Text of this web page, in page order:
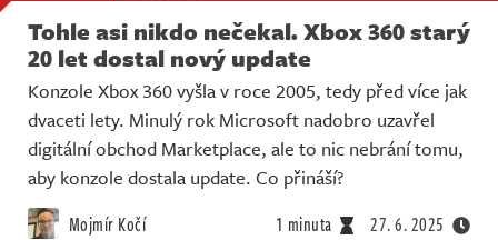
Tohle asi nikdo nečekal. Xbox 360 starý
20 let dostal nový update
Konzole Xbox 360 vyšla v roce 2005, tedy před více jak
dvaceti lety. Minulý rok Microsoft nadobro uzavřel
digitální obchod Marketplace, ale to nic nebrání tomu,
aby konzole dostala update. Co přináší?
Mojmír Kočí 1 minuta 27. 6. 2025